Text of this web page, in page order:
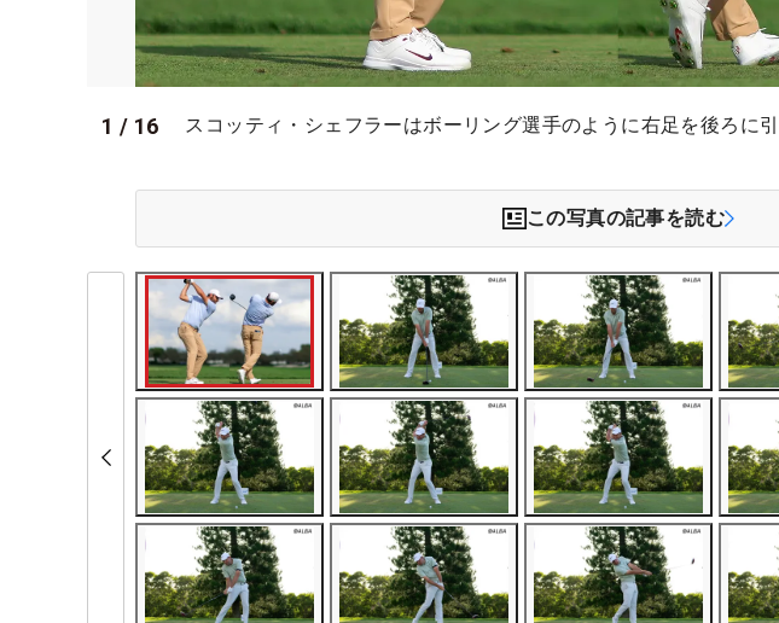
1 / 16 スコッティ・シェフラーはボーリング選手のように右足を後ろに
この写真の記事を読む